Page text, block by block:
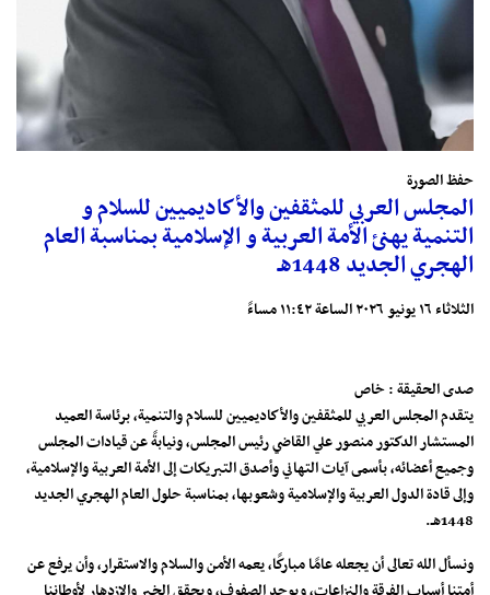
حفظ الصورة
المجلس العربي للمثقفين والأكاديميين للسلام و
التنمية يهنئ الأمة العربية و الإسلامية بمناسبة العام
الهجري الجديد 1448هـ
الثلاثاء ١٦ يونيو ٢٠٢٦ الساعة ١١:٤٢ مساءً
صدى الحقيقة : خاص
يتقدم المجلس العربي للمثقفين والأكاديميين للسلام والتنمية، برئاسة العميد
المستشار الدكتور منصور علي القاضي رئيس المجلس، ونيابةً عن قيادات المجلس
وجميع أعضائه، بأسمى آيات التهاني وأصدق التبريكات إلى الأمة العربية والإسلامية،
وإلى قادة الدول العربية والإسلامية وشعوبها، بمناسبة حلول العام الهجري الجديد
1448هـ.
ونسأل الله تعالى أن يجعله عامًا مباركًا، يعمه الأمن والسلام والاستقرار، وأن يرفع عن